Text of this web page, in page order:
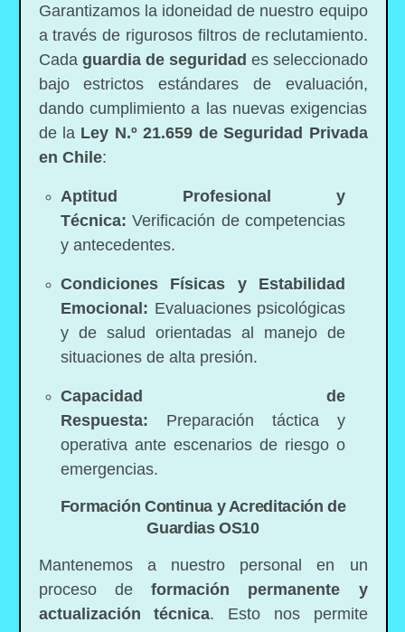
Garantizamos la idoneidad de nuestro equipo
a través de rigurosos filtros de reclutamiento.
Cada guardia de seguridad es seleccionado
bajo estrictos estándares de evaluación,
dando cumplimiento a las nuevas exigencias
de la Ley N.º 21.659 de Seguridad Privada
en Chile:
Aptitud Profesional y
Técnica: Verificación de competencias
y antecedentes.
Condiciones Físicas y Estabilidad
Emocional: Evaluaciones psicológicas
y de salud orientadas al manejo de
situaciones de alta presión.
Capacidad de
Respuesta: Preparación táctica y
operativa ante escenarios de riesgo o
emergencias.
Formación Continua y Acreditación de
Guardias OS10
Mantenemos a nuestro personal en un
proceso de formación permanente y
actualización técnica. Esto nos permite